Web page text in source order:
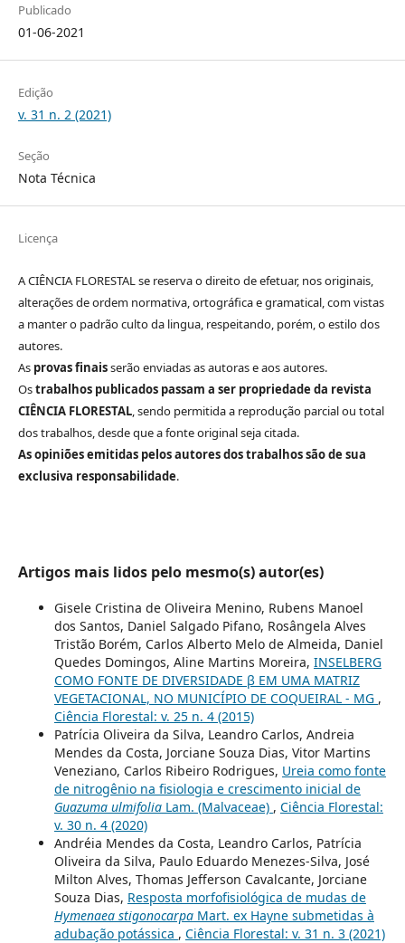
Publicado
01-06-2021
Edição
v. 31 n. 2 (2021)
Seção
Nota Técnica
Licença
A CIÊNCIA FLORESTAL se reserva o direito de efetuar, nos originais,
alterações de ordem normativa, ortográfica e gramatical, com vistas
a manter o padrão culto da lingua, respeitando, porém, o estilo dos
autores.
As provas finaisserão enviadas as autoras e aos autores.
Ostrabalhos publicados passam a ser propriedade da revista
CIÊNCIA FLORESTAL, sendo permitida a reprodução parcial ou total
dos trabalhos, desde que a fonte original seja citada.
As opiniões emitidas pelos autores dos trabalhos são de sua
exclusiva responsabilidade.
Artigos mais lidos pelo mesmo(s) autor(es)
Gisele Cristina de Oliveira Menino, Rubens Manoel
dos Santos, Daniel Salgado Pifano, Rosângela Alves
Tristão Borém, Carlos Alberto Melo de Almeida, Daniel
Quedes Domingos, Aline Martins Moreira, INSELBERG
COMO FONTE DE DIVERSIDADE β EM UMA MATRIZ
VEGETACIONAL, NO MUNICÍPIO DE COQUEIRAL - MG ,
Ciência Florestal: v. 25 n. 4 (2015)
Patrícia Oliveira da Silva, Leandro Carlos, Andreia
Mendes da Costa, Jorciane Souza Dias, Vitor Martins
Veneziano, Carlos Ribeiro Rodrigues, Ureia como fonte
de nitrogênio na fisiologia e crescimento inicial de
Guazuma ulmifoliaLam. (Malvaceae) , Ciência Florestal:
v. 30 n. 4 (2020)
Andréia Mendes da Costa, Leandro Carlos, Patrícia
Oliveira da Silva, Paulo Eduardo Menezes-Silva, José
Milton Alves, Thomas Jefferson Cavalcante, Jorciane
Souza Dias, Resposta morfofisiológica de mudas de
Hymenaea stigonocarpaMart. ex Hayne submetidas à
adubação potássica , Ciência Florestal: v. 31 n. 3 (2021)